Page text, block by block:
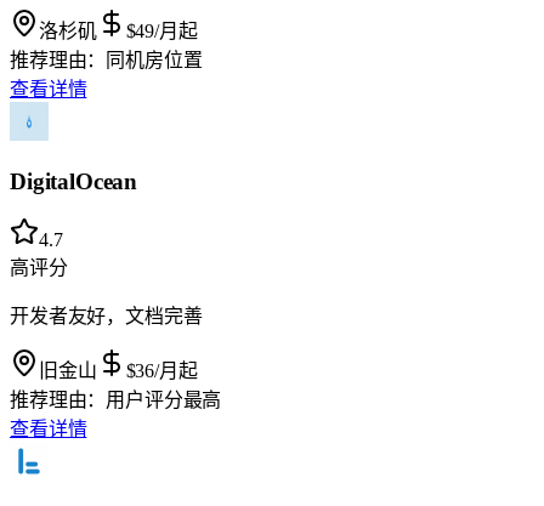
洛杉矶 $49/月起
推荐理由：
同机房位置
查看详情
DigitalOcean
4.7
高评分
开发者友好，文档完善
旧金山 $36/月起
推荐理由： 用户评分最高
查看详情